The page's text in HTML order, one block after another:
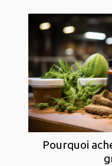
Pourquoi